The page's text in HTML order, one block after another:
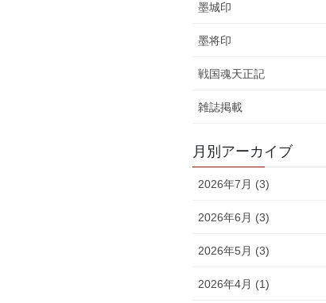
墨城印
墨将印
戦国魂天正記
雑誌掲載
月別アーカイブ
2026年7月 (3)
2026年6月 (3)
2026年5月 (3)
2026年4月 (1)